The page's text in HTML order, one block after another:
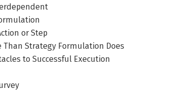
or Step
Than Strategy Formulation Does
to Successful Execution